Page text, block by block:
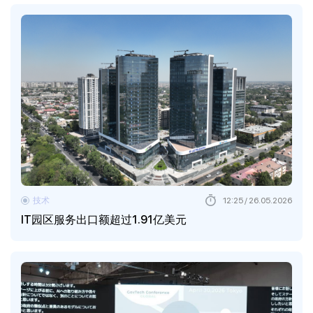
IT园区服务出口额超过1.91亿美元
技术 12:25 / 26.05.2026